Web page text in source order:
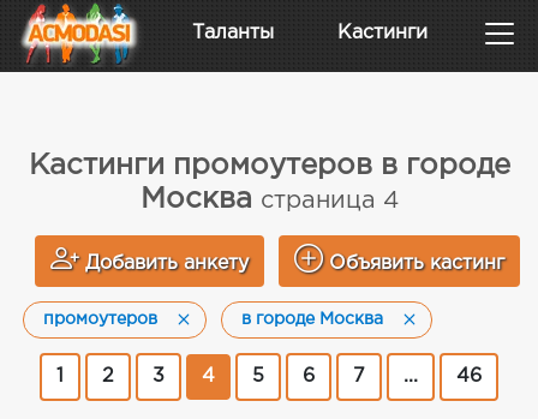
Таланты Кастинги
Кастинги промоутеров в городе
Москва страница 4
Добавить анкету Объявить кастинг
промоутеров в городе Москва
2 3 4 5 6 7 ... 46